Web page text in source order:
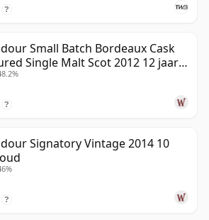
?
Small Batch Bordeaux Cask
Single Malt Scot 2012 12 jaar
?
Signatory Vintage 2014 10
?